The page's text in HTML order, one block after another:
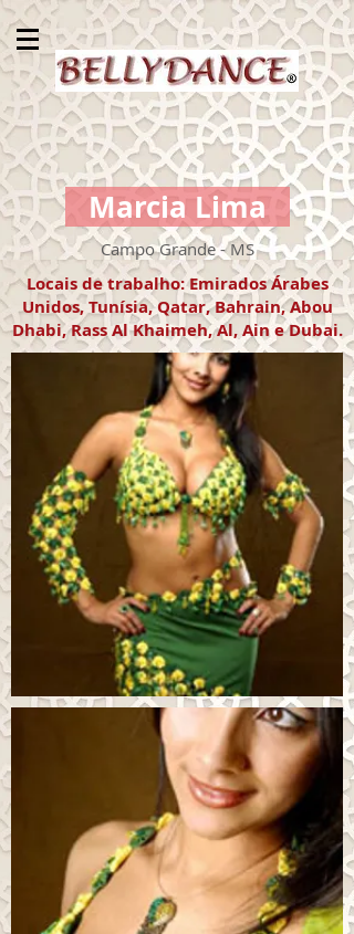
Marcia Lima
Campo Grande - MS
Locais de trabalho: Emirados Árabes
Unidos, Tunísia, Qatar, Bahrain, Abou
Dhabi, Rass Al Khaimeh, Al, Ain e Dubai.